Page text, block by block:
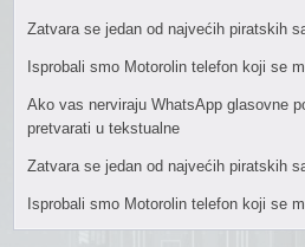
Zatvara se jedan od najvećih piratskih
Isprobali smo Motorolin telefon koji se
Ako vas nerviraju WhatsApp glasovne
pretvarati u tekstualne
Zatvara se jedan od najvećih piratskih
Isprobali smo Motorolin telefon koji se